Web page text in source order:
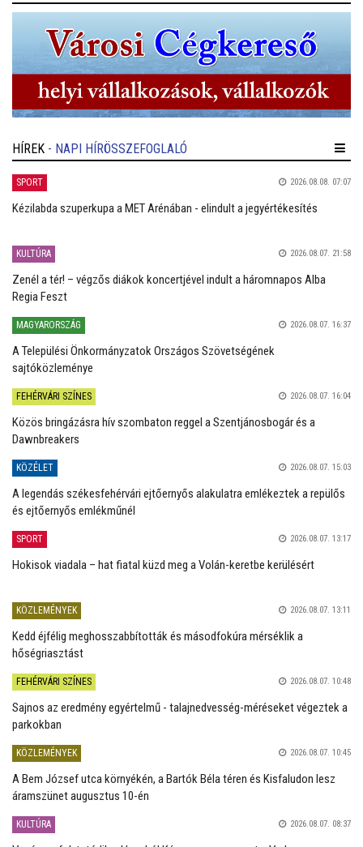
HÍREK - NAPI HÍRÖSSZEFOGLALÓ
SPORT 2026.08.08. 07:07
Kézilabda szuperkupa a MET Arénában - elindult a jegyértékesítés
KULTÚRA 2026.08.07. 21:58
Zenél a tér! – végzős diákok koncertjével indult a háromnapos Alba
Regia Feszt
MAGYARORSZÁG 2026.08.07. 16:37
A Települési Önkormányzatok Országos Szövetségének
sajtóközleménye
FEHÉRVÁRI SZÍNES 2026.08.07. 16:04
Közös bringázásra hív szombaton reggel a Szentjánosbogár és a
Dawnbreakers
KÖZÉLET 2026.08.07. 15:03
A legendás székesfehérvári ejtőernyős alakulatra emlékeztek a repülős
és ejtőernyős emlékműnél
SPORT 2026.08.07. 13:17
Hokisok viadala – hat fiatal küzd meg a Volán-keretbe kerülésért
KÖZLEMÉNYEK 2026.08.07. 13:11
Kedd éjfélig meghosszabbították és másodfokúra mérséklik a
hőségriasztást
FEHÉRVÁRI SZÍNES 2026.08.07. 10:48
Sajnos az eredmény egyértelmű - talajnedvesség-méréseket végeztek a
parkokban
KÖZLEMÉNYEK 2026.08.07. 10:45
A Bem József utca környékén, a Bartók Béla téren és Kisfaludon lesz
áramszünet augusztus 10-én
KULTÚRA 2026.08.07. 08:37